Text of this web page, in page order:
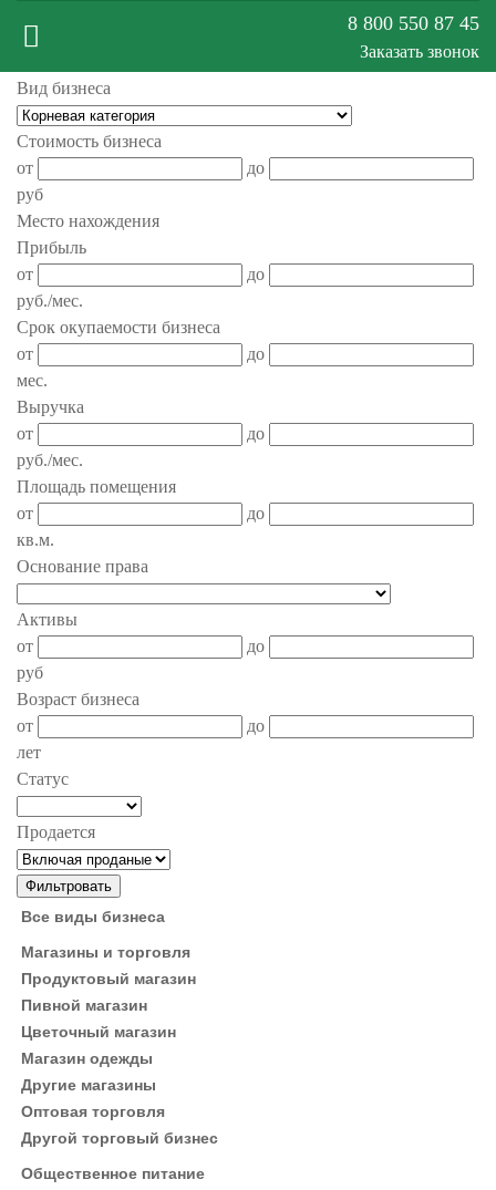
Меню
сайта
8 800 550 87 45
Заказать звонок
Вид бизнеса
Стоимость бизнеса
от
до
руб
Место нахождения
Прибыль
от
до
руб./мес.
Срок окупаемости бизнеса
от
до
мес.
Выручка
от
до
руб./мес.
Площадь помещения
от
до
кв.м.
Основание права
Активы
от
до
руб
Возраст бизнеса
от
до
лет
Статус
Продается
Все виды бизнеса
Магазины и торговля
Продуктовый магазин
Пивной магазин
Цветочный магазин
Магазин одежды
Другие магазины
Оптовая торговля
Другой торговый бизнес
Общественное питание